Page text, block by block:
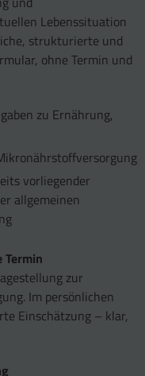
Lebenssituation
strukturierte und
ohne Termin und
zu Ernährung,
vorliegender
allgemeinen
zur
Im persönlichen
Einschätzung – klar,